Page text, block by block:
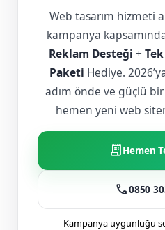
Web tasarım hizmeti
kampanya
Reklam Desteği +
Paketi Hediye.
adım önde ve güçlü
hemen yeni web
receipt_longHemen
call0850
Kampanya uygunluğu